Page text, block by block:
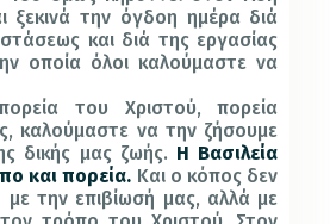
ξεκινά την όγδοη ημέρα διά
και διά της εργασίας
οποία όλοι καλούμαστε να
του Χριστού, πορεία
καλούμαστε να την ζήσουμε
δικής μας ζωής. Η Βασιλεία
και πορεία. Και ο κόπος δεν
με την επιβίωσή μας, αλλά με